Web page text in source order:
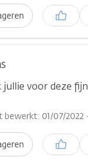
Inloggen
plaatsen
jullie voor deze
bewerkt: 01/07/2022 -
Inloggen
plaatsen